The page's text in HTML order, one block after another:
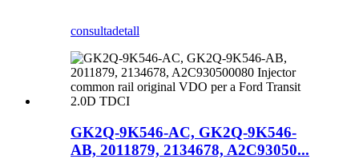
consultadetall
GK2Q-9K546-AC, GK2Q-9K546-
AB, 2011879, 2134678, A2C93050...